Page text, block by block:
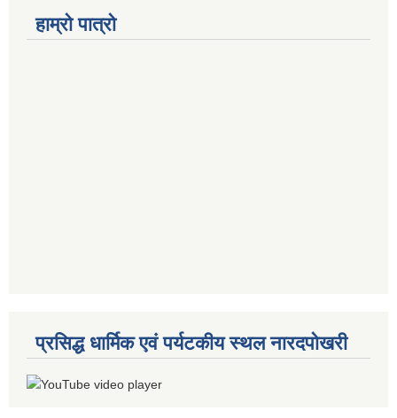
हाम्रो पात्रो
प्रसिद्ध धार्मिक एवं पर्यटकीय स्थल नारदपोखरी